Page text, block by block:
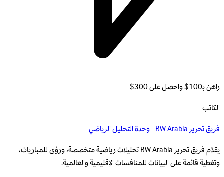
راهن بـ100$ واحصل على 300$
الكاتب
فريق تحرير BW Arabia - وحدة التحليل الرياضي
يقدّم فريق تحرير BW Arabia تحليلات رياضية متخصصة، ورؤى للمباريات،
وتغطية قائمة على البيانات للمنافسات الإقليمية والعالمية.